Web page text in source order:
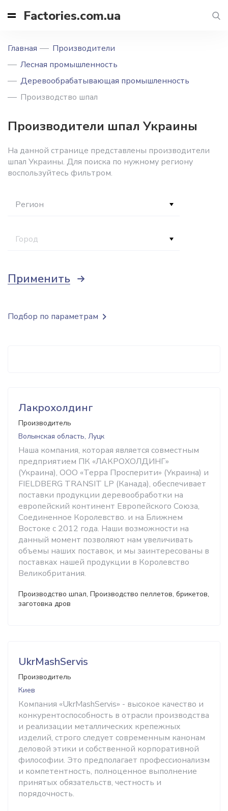
Factories.com.ua
Главная
Производители
Лесная промышленность
Деревообрабатывающая промышленность
Производство шпал
Производители шпал Украины
На данной странице представлены производители
шпал Украины. Для поиска по нужному региону
воспользуйтесь фильтром.
Регион
Город
Применить
Лакрохолдинг
Производитель
Волынская область, Луцк
Наша компания, которая является совместным
предприятием ПК «ЛАКРОХОЛДИНГ»
(Украина), ООО «Терра Просперити» (Украина) и
FIELDBERG TRANSIT LP (Канада), обеспечивает
поставки продукции деревообработки на
европейский континент Европейского Союза,
Соединенное Королевство. и на Ближнем
Востоке с 2012 года. Наши возможности на
данный момент позволяют нам увеличивать
объемы наших поставок, и мы заинтересованы в
поставках нашей продукции в Королевство
Великобритания.
Производство шпал, Производство пеллетов, брикетов,
заготовка дров
UkrMashServis
Производитель
Киев
Компания «UkrMashServis» - высокое качество и
конкурентоспособность в отрасли производства
и реализации металлических крепежных
изделий, строго следует современным канонам
деловой этики и собственной корпоративной
философии. Это предполагает профессионализм
и компетентность, полноценное выполнение
принятых обязательств, честность и
порядочность.
Подбор по параметрам